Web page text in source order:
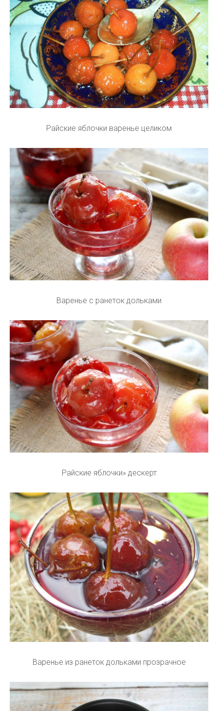
Райские яблочки варенье целиком
Варенье с ранеток дольками
Райские яблочки» дескерт
Варенье из ранеток дольками прозрачное